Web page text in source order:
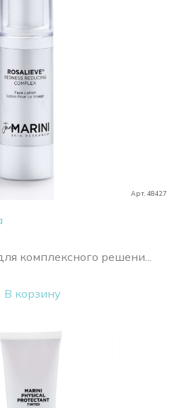
Арт. 48427
комплексного решени...
В корзину